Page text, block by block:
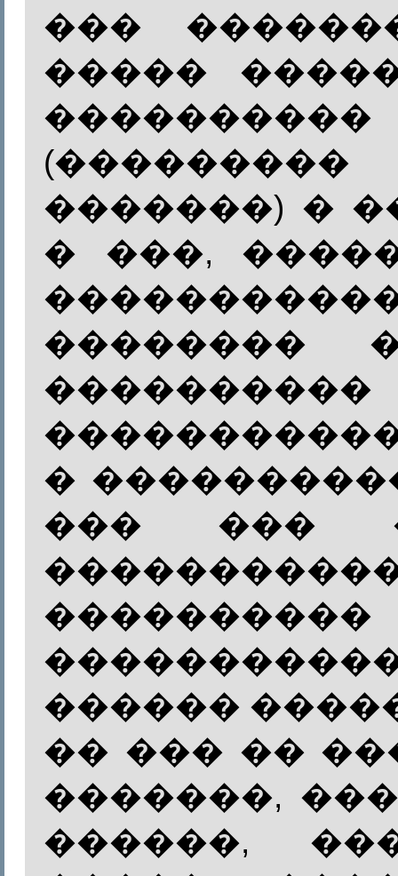
���
�����
����������
�������) �
� ���,
��������
�
��� ���
������
�� ��� ��
�������,
������,